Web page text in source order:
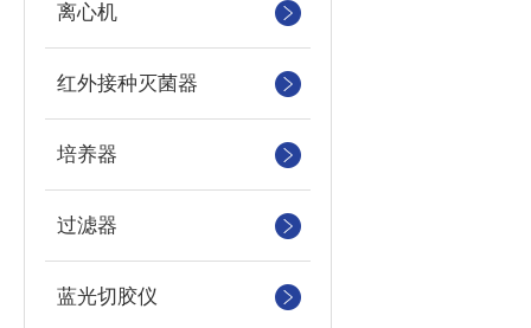
离心机
红外接种灭菌器
培养器
过滤器
蓝光切胶仪